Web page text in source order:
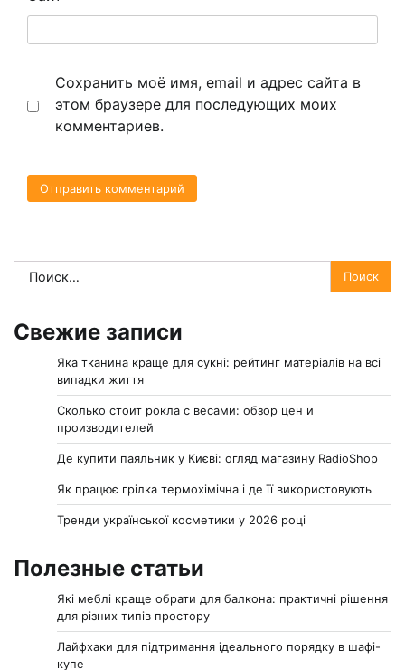
Сохранить моё имя, email и адрес сайта в
этом браузере для последующих моих
комментариев.
Найти:
Свежие записи
Яка тканина краще для сукні: рейтинг матеріалів на всі
випадки життя
Сколько стоит рокла с весами: обзор цен и
производителей
Де купити паяльник у Києві: огляд магазину RadioShop
Як працює грілка термохімічна і де її використовують
Тренди української косметики у 2026 році
Полезные статьи
Які меблі краще обрати для балкона: практичні рішення
для різних типів простору
Лайфхаки для підтримання ідеального порядку в шафі-
купе